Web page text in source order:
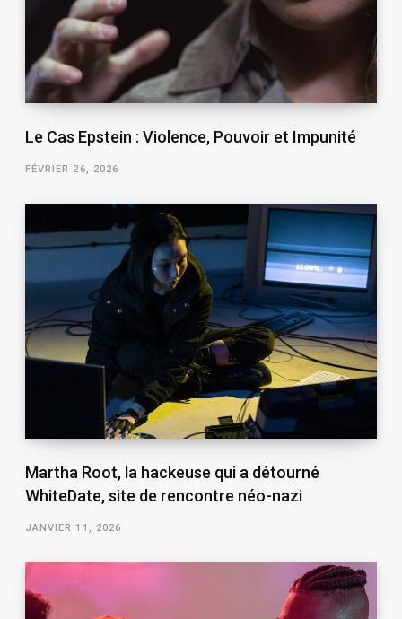
Le Cas Epstein : Violence, Pouvoir et Impunité
FÉVRIER 26, 2026
Martha Root, la hackeuse qui a détourné
WhiteDate, site de rencontre néo-nazi
JANVIER 11, 2026